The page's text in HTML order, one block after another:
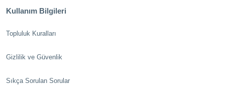
Kullanım Bilgileri
Topluluk Kuralları
Gizlilik ve Güvenlik
Sıkça Sorulan Sorular